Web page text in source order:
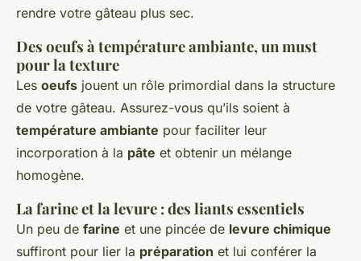
rendre votre gâteau plus sec.
Des oeufs àtempérature ambiante, un must
pour la texture
Les oeufs jouent un rôle primordial dans la structure
de votre gâteau. Assurez-vous qu’ils soient à
température ambiante pour faciliter leur
incorporation à la pâte et obtenir un mélange
homogène.
La farine et la levure : des liants essentiels
Un peu de farine et une pincée de levure chimique
suffiront pour lier la préparation et lui conférer la